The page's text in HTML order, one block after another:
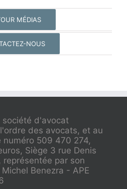
MÉDIAS
NOUS
société d'avocat
des avocats, et au
numéro 509 470 274,
Siège 3 rue Denis
représentée par son
Benezra - APE